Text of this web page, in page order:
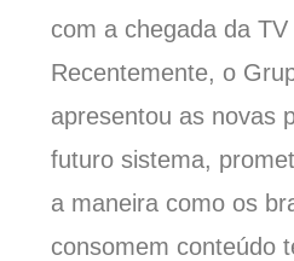
com a chegada da TV
Recentemente, o
apresentou as novas
futuro sistema,
a maneira como os
consomem conteúdo